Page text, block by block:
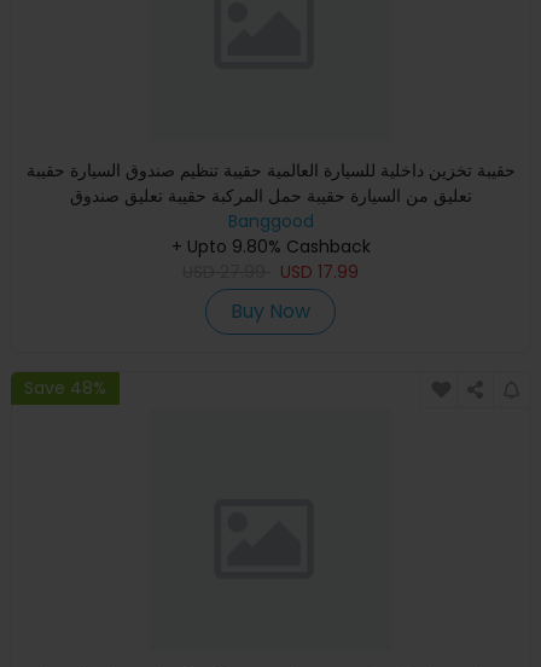
حقيبة تخزين داخلية للسيارة العالمية حقيبة تنظيم صندوق السيارة حقيبة
تعليق من السيارة حقيبة حمل المركبة حقيبة تعليق صندوق
Banggood
+ Upto 9.80% Cashback
USD 17.99
Buy Now
Save 48%